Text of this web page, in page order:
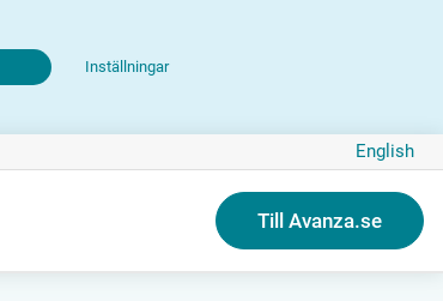
Inställningar
English
Till Avanza.se